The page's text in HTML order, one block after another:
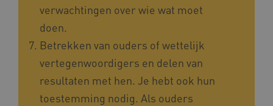
verwachtingen over wie wat moet
doen.
Betrekken van ouders of wettelijk
vertegenwoordigers en delen van
resultaten met hen. Je hebt ook hun
toestemming nodig. Als ouders